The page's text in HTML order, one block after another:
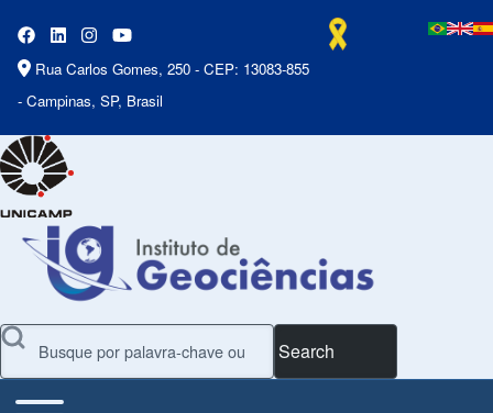
Rua Carlos Gomes, 250 - CEP: 13083-855
- Campinas, SP, Brasil
Search
Toggle main menu